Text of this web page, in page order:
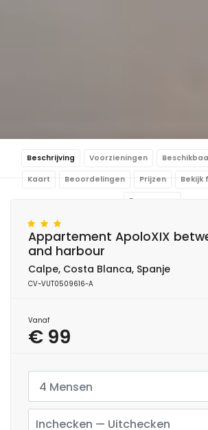
Beschrijving Voorzieningen
Kaart Beoordelingen Prijzen Bekijk
Reserveren
Appartement ApoloXIX
and harbour
Calpe, Costa Blanca, Spanje
CV-VUT0509616-A
Vanaf
€ 99
4 Mensen